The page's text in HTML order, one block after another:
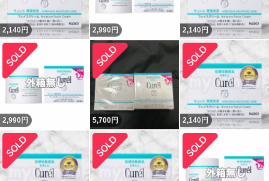
2,140円 2,990 円 2,140円
2,990 円 5,700円 2,140円